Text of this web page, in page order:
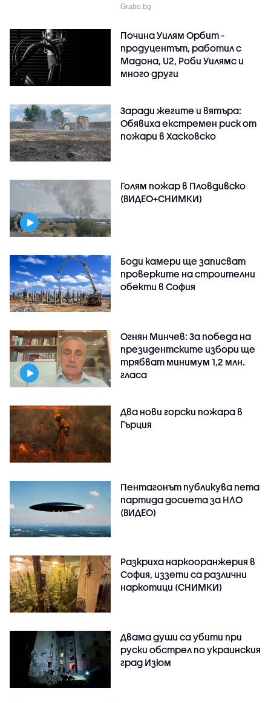
Grabo.bg
Почина Уилям Орбит -
продуцентът, работил с
Мадона, U2, Роби Уилямс и
много други
Заради жегите и вятъра:
Обявиха екстремен риск от
пожари в Хасковско
Голям пожар в Пловдивско
(ВИДЕО+СНИМКИ)
Боди камери ще записват
проверките на строителни
обекти в София
Огнян Минчев: За победа на
президентските избори ще
трябват минимум 1,2 млн.
гласа
Два нови горски пожара в
Гърция
Пентагонът публикува пета
партида досиета за НЛО
(ВИДЕО)
Разкриха наркооранжерия в
София, иззети са различни
наркотици (СНИМКИ)
Двама души са убити при
руски обстрeл по украинския
град Изюм